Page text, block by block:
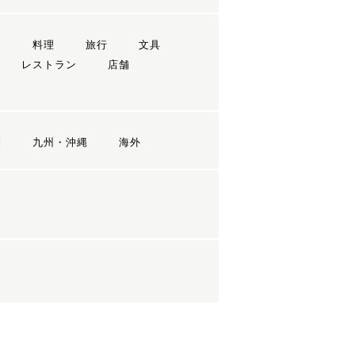
料理 旅行
文具
レストラン
店舗
九州・沖縄 海外